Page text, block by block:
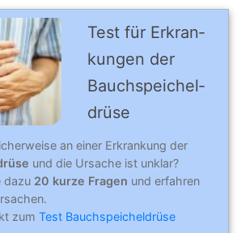
Test für Erkran­
kungen der
Bauch­­speichel­
drüse
an einer Erkrankung der
und die Ursache ist unklar?
dazu 20 kurze Fragen und erfahren
zum Test Bauchspeicheldrüse